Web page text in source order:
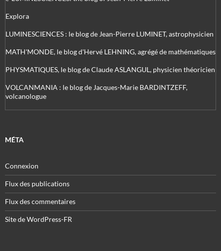
Explora
LUMINESCIENCES : le blog de Jean-Pierre LUMINET, astrophysicien
MATH'MONDE, le blog d'Hervé LEHNING, agrégé de mathématiques
PHYSMATIQUES, le blog de Claude ASLANGUL, physicien théoricien
VOLCANMANIA : le blog de Jacques-Marie BARDINTZEFF,
volcanologue
MÉTA
Connexion
Flux des publications
Flux des commentaires
Site de WordPress-FR